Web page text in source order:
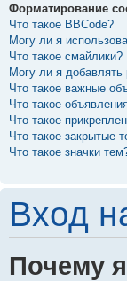
Форматирование
Что такое BBCode?
Могу ли я
Что такое смайлики?
Могу ли я
Что такое важные
Что такое
Что такое
Что такое закрытые
Что такое значки
Вход
Почему